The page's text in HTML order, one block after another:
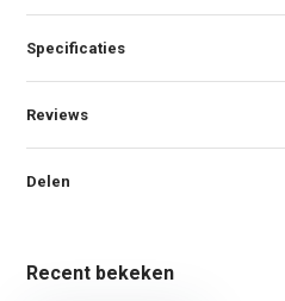
Specificaties
Reviews
Delen
Recent bekeken